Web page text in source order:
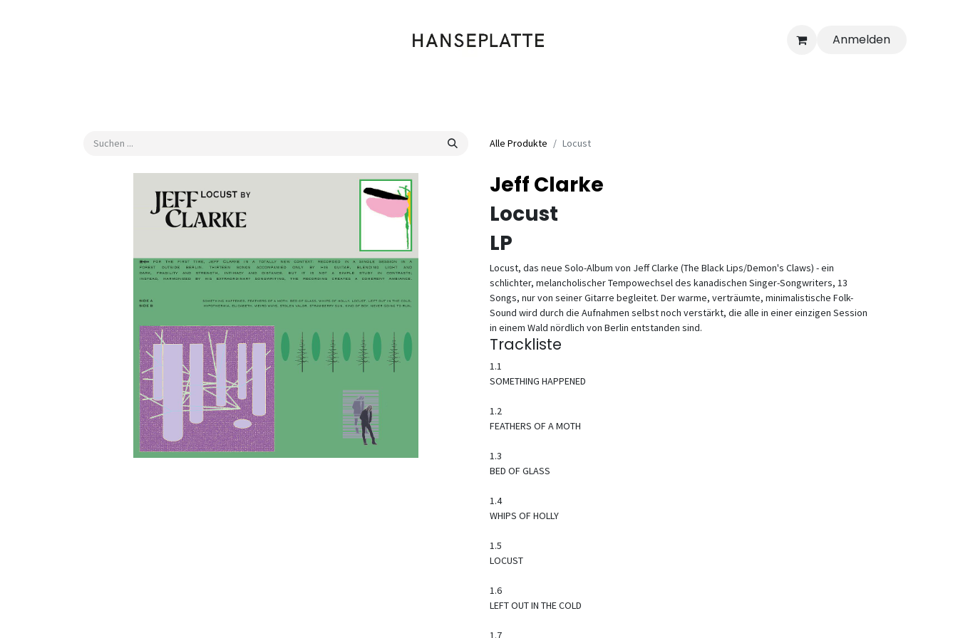
Anmelden
Alle Produkte Locust
Jeff Clarke
Locust
LP
Locust, das neue Solo-Album von Jeff Clarke (The Black Lips/Demon's Claws) - ein
schlichter, melancholischer Tempowechsel des kanadischen Singer-Songwriters, 13
Songs, nur von seiner Gitarre begleitet. Der warme, verträumte, minimalistische Folk-
Sound wird durch die Aufnahmen selbst noch verstärkt, die alle in einer einzigen Session
in einem Wald nördlich von Berlin entstanden sind.
Trackliste
1.1
SOMETHING HAPPENED
1.2
FEATHERS OF A MOTH
1.3
BED OF GLASS
1.4
WHIPS OF HOLLY
1.5
LOCUST
1.6
LEFT OUT IN THE COLD
1.7